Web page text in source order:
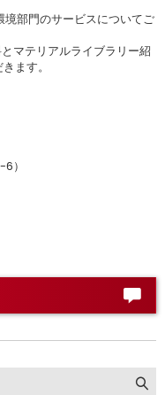
境部門のサービスについてご
マテリアルライブラリー紹
ます。
）